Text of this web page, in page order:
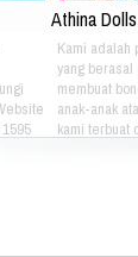
Athina Dolls
Kami adalah
yang berasal
membuat
anak-anak
kami terbuat